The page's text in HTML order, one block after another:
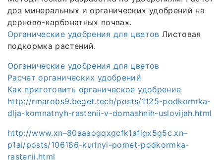
доз минеральных и органических удобрений на
дерново-карбонатных почвах.
Органические удобрения для цветов Листовая
подкормка растений.
Органические удобрения для цветов
Расчет органических удобрений
Как приготовить органическое удобрение
http://rmarobs9.beget.tech/posts/1125-podkormka-
dlja-komnatnyh-rastenii-v-domashnih-uslovijah.html
http://www.xn–80aaaogqxgcfk1afigx5g5c.xn–
p1ai/posts/106186-kurinyi-pomet-podkormka-
rastenii.html